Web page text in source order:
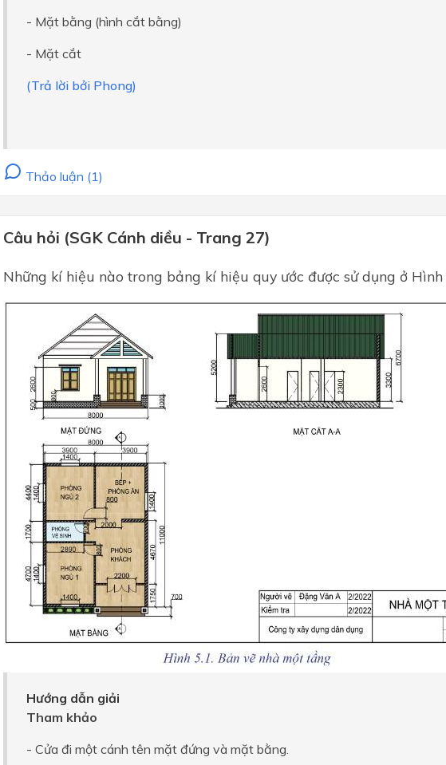
- Mặt bằng (hình cắt bằng)
- Mặt cắt
(Trả lời bởi Phong)
Thảo luận (1)
Câu hỏi (SGK Cánh diều - Trang 27)
Những kí hiệu nào trong bảng kí hiệu quy ước được sử dụng ở Hình
Hướng dẫn giải
Tham khảo
- Cửa đi một cánh tên mặt đứng và mặt bằng.